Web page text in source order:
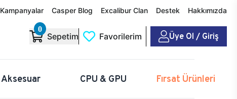
Kampanyalar Casper Blog Excalibur Clan Destek Hakkımızda
0
Sepetim Favorilerim Üye Ol / Giriş
Aksesuar CPU & GPU Fırsat Ürünleri